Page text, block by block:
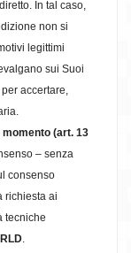
In tal caso,
non si
legittimi
sui Suoi
accertare,
(art. 13
– senza
consenso
richiesta ai
tecniche
.